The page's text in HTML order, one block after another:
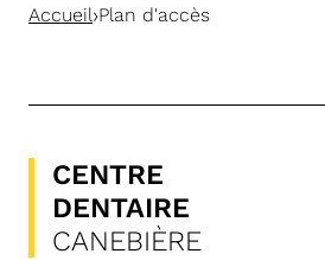
Accueil›Plan d'accès
CENTRE
DENTAIRE
CANEBIÈRE